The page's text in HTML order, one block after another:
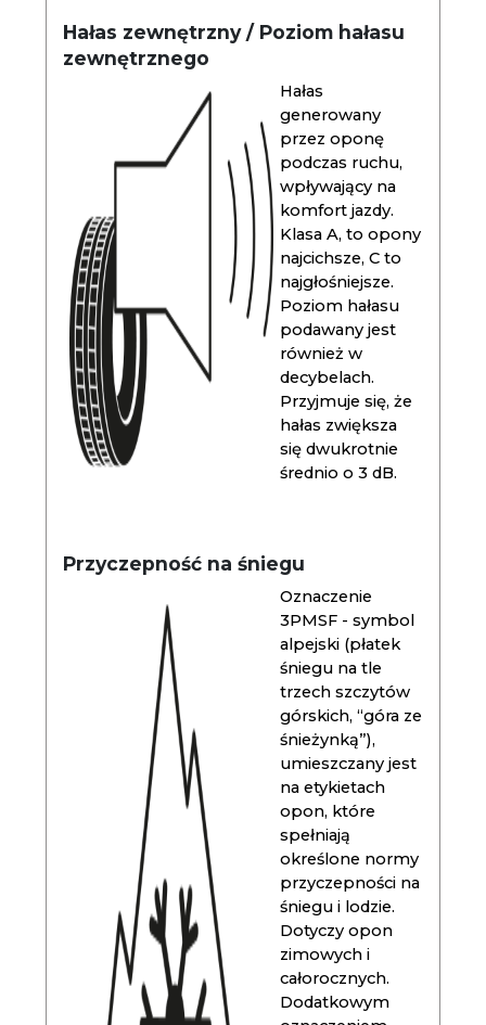
Hałas zewnętrzny / Poziom hałasu
zewnętrznego
Hałas
generowany
przez oponę
podczas ruchu,
wpływający na
komfort jazdy.
Klasa A, to opony
najcichsze, C to
najgłośniejsze.
Poziom hałasu
podawany jest
również w
decybelach.
Przyjmuje się, że
hałas zwiększa
się dwukrotnie
średnio o 3 dB.
Przyczepność na śniegu
Oznaczenie
3PMSF - symbol
alpejski (płatek
śniegu na tle
trzech szczytów
górskich, “góra ze
śnieżynką”),
umieszczany jest
na etykietach
opon, które
spełniają
określone normy
przyczepności na
śniegu i lodzie.
Dotyczy opon
zimowych i
całorocznych.
Dodatkowym